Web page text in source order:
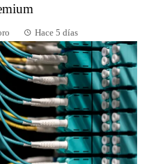
Hace 5 días